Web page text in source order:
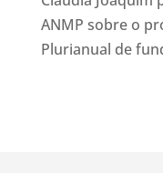
ANMP sobre o
Plurianual de